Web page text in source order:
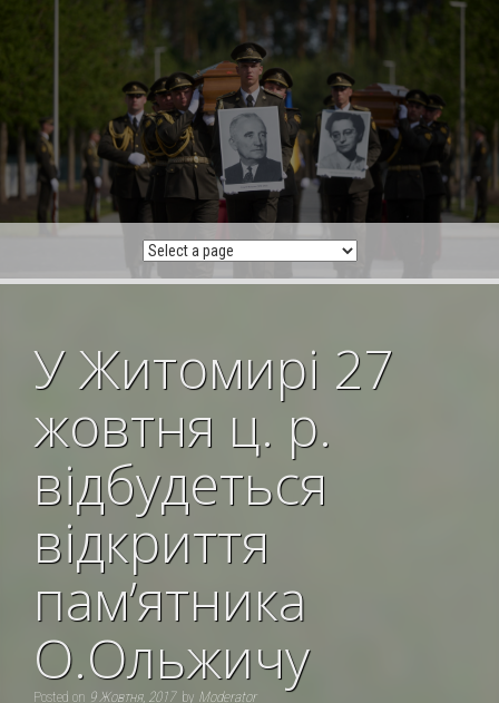
У Житомирі 27
жовтня ц. р.
відбудеться
відкриття
пам’ятника
О.Ольжичу
Posted on 9 Жовтня, 2017 by Moderator